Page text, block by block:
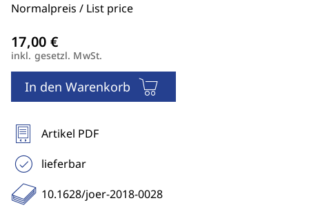
Normalpreis / List price
inkl. gesetzl. MwSt.
In den Warenkorb
Artikel PDF
lieferbar
10.1628/joer-2018-0028